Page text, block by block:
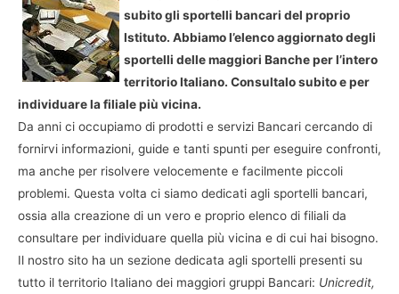
subito gli sportelli bancari del proprio
Istituto. Abbiamo l’elenco aggiornato degli
sportelli delle maggiori Banche per l’intero
territorio Italiano. Consultalo subito e per
individuare la filiale più vicina.
Da anni ci occupiamo di prodotti e servizi Bancari cercando di
fornirvi informazioni, guide e tanti spunti per eseguire confronti,
ma anche per risolvere velocemente e facilmente piccoli
problemi. Questa volta ci siamo dedicati agli sportelli bancari,
ossia alla creazione di un vero e proprio elenco di filiali da
consultare per individuare quella più vicina e di cui hai bisogno.
Il nostro sito ha un sezione dedicata agli sportelli presenti su
tutto il territorio Italiano dei maggiori gruppi Bancari: Unicredit,